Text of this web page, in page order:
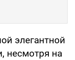
элегантной
несмотря на